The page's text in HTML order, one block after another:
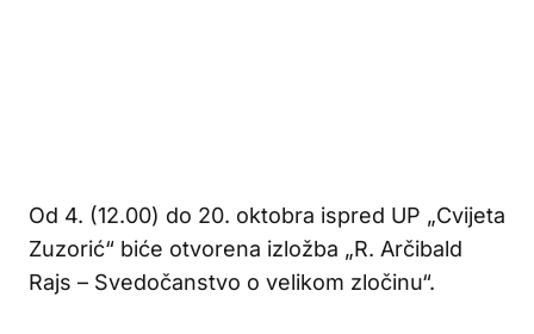
Od 4. (12.00) do 20. oktobra ispred UP „Cvijeta
Zuzorić“ biće otvorena izložba „R. Arčibald
Rajs – Svedočanstvo o velikom zločinu“.